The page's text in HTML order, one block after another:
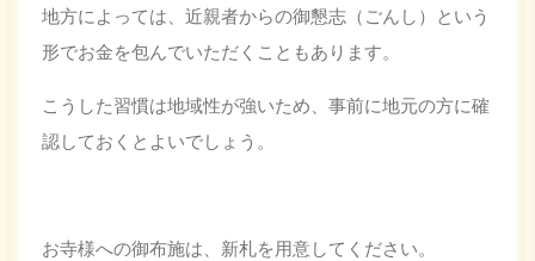
地方によっては、近親者からの御懇志（ごんし）という
形でお金を包んでいただくこともあります。
こうした習慣は地域性が強いため、事前に地元の方に確
認しておくとよいでしょう。
お寺様への御布施は、新札を用意してください。